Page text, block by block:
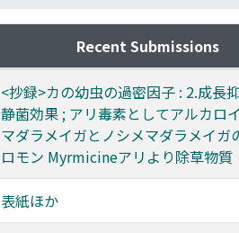
Recent Submissions
<抄録>カの幼虫の過密因子 : 2.成長
静菌効果 ; アリ毒素としてアルカロ
マダラメイガとノシメマダラメイガ
ロモン Myrmicineアリより除草物質
表紙ほか